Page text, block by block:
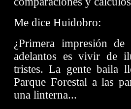
Me dice Huidobro:
¿Primera impresión
adelantos es vivir de
tristes. La gente baila
Parque Forestal a las
una linterna...